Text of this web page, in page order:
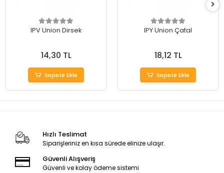
IPV Union Dirsek
14,30 TL
Sepete Ekle
IPY Union Çatal
18,12 TL
Sepete Ekle
Hızlı Teslimat
Siparişleriniz en kısa sürede elinize ulaşır.
Güvenli Alışveriş
Güvenli ve kolay ödeme sistemi